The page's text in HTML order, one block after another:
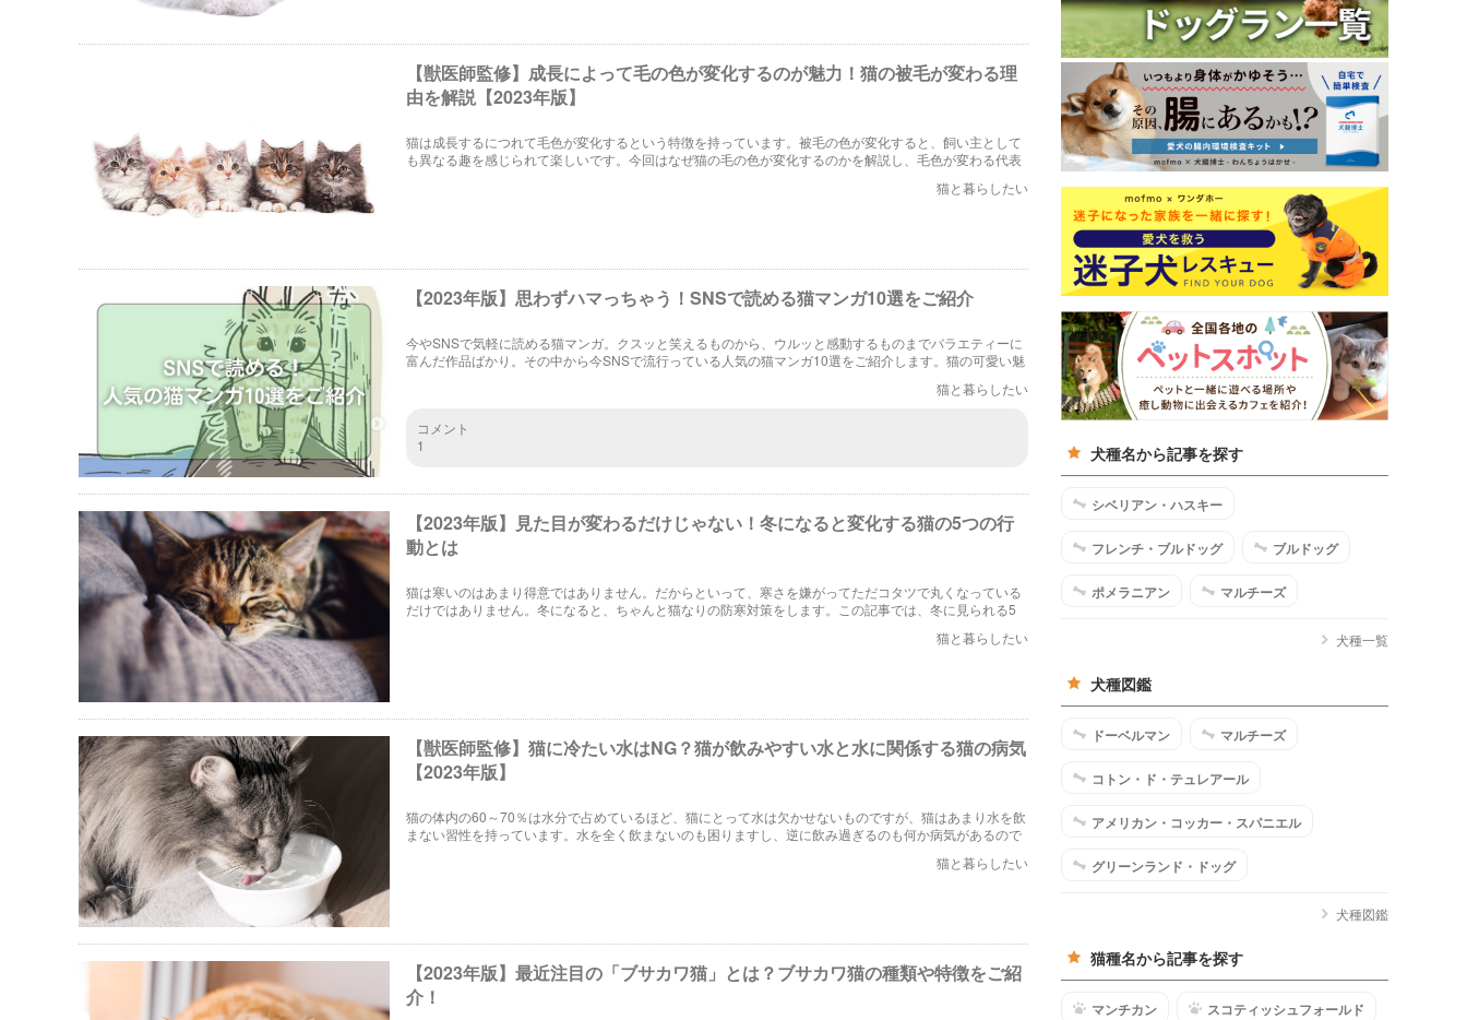
【獣医師監修】成長によって毛の色が変化するのが魅力！猫の被毛が変わる理
由を解説【2023年版】
猫は成長するにつれて毛色が変化するという特徴を持っています。被毛の色が変化すると、飼い主として
も異なる趣を感じられて楽しいです。今回はなぜ猫の毛の色が変化するのかを解説し、毛色が変わる代表
猫と暮らしたい
【2023年版】思わずハマっちゃう！SNSで読める猫マンガ10選をご紹介
今やSNSで気軽に読める猫マンガ。クスッと笑えるものから、ウルッと感動するものまでバラエティーに
富んだ作品ばかり。その中から今SNSで流行っている人気の猫マンガ10選をご紹介します。猫の可愛い魅
猫と暮らしたい
コメント
1
【2023年版】見た目が変わるだけじゃない！冬になると変化する猫の5つの行
動とは
猫は寒いのはあまり得意ではありません。だからといって、寒さを嫌がってただコタツで丸くなっている
だけではありません。冬になると、ちゃんと猫なりの防寒対策をします。この記事では、冬に見られる5
猫と暮らしたい
【獣医師監修】猫に冷たい水はNG？猫が飲みやすい水と水に関係する猫の病気
【2023年版】
猫の体内の60～70％は水分で占めているほど、猫にとって水は欠かせないものですが、猫はあまり水を飲
まない習性を持っています。水を全く飲まないのも困りますし、逆に飲み過ぎるのも何か病気があるので
猫と暮らしたい
【2023年版】最近注目の「ブサカワ猫」とは？ブサカワ猫の種類や特徴をご紹
介！
犬種名から記事を探す
シベリアン・ハスキー
フレンチ・ブルドッグ ブルドッグ
ポメラニアン マルチーズ
犬種一覧
犬種図鑑
ドーベルマン マルチーズ
コトン・ド・テュレアール
アメリカン・コッカー・スパニエル
グリーンランド・ドッグ
犬種図鑑
猫種名から記事を探す
マンチカン スコティッシュフォールド